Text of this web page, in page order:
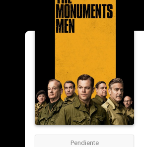
Pendiente